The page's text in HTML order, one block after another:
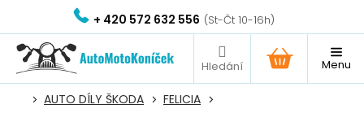
obsah
+ 420 572 632 556
NÁKUPNÍ
KOŠÍK
AUTO DÍLY ŠKODA
FELICIA